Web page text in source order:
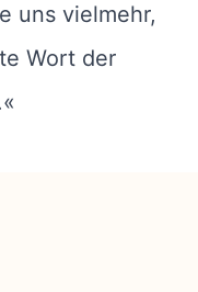
uns vielmehr,
Wort der